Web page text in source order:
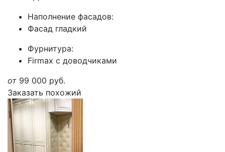
Наполнение фасадов:
Фасад гладкий
Фурнитура:
Firmax с доводчиками
от 99 000 руб.
Заказать похожий